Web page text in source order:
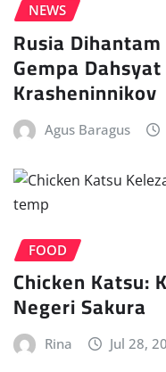
NEWS
Rusia
Gempa
Krasheninnikov
Agus Baragus
FOOD
Chicken Katsu:
Negeri Sakura
Rina Jul 28,